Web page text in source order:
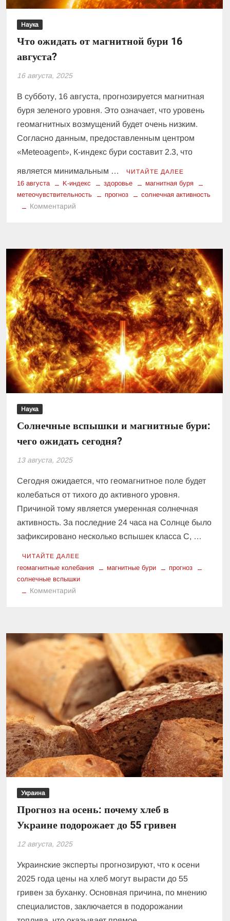
Наука
Что ожидать от магнитной бури 16
августа?
16 августа, 2025
В субботу, 16 августа, прогнозируется магнитная
буря зеленого уровня. Это означает, что уровень
геомагнитных возмущений будет очень низким.
Согласно данным, предоставленным центром
«Меteoagent», К-индекс бури составит 2.3, что
является минимальным … ЧИТАЙТЕ ДАЛЕЕ
16 августа K-индекс здоровье
магнитная буря
метеочувствительность
прогноз солнечная активность
Комментарий
магнитной
бури
16
августа?
Наука
Солнечные вспышки и магнитные бури:
чего ожидать сегодня?
13 августа, 2025
Сегодня ожидается, что геомагнитное поле будет
колебаться от тихого до активного уровня.
Причиной тому является умеренная солнечная
активность. За последние 24 часа на Солнце было
зафиксировано несколько вспышек класса С, …
ЧИТАЙТЕ ДАЛЕЕ
геомагнитные колебания магнитные бури
прогноз
солнечные вспышки
Комментарий
магнитные
бури:
чего
ожидать
сегодня?
Украина
Прогноз на осень: почему хлеб в
Украине подорожает до 55 гривен
12 августа, 2025
Украинские эксперты прогнозируют, что к осени
2025 года цены на хлеб могут вырасти до 55
гривен за буханку. Основная причина, по мнению
специалистов, заключается в подорожании